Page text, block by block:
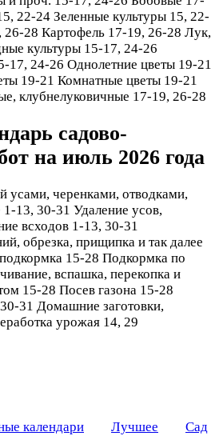
22-24 Зеленные культуры 15, 22-
28 Картофель 17-19, 26-28 Лук,
культуры 15-17, 24-26
17, 24-26 Однолетние цветы 19-21
19-21 Комнатные цветы 19-21
клубнелуковичные 17-19, 26-28
садово-
на июль 2026 года
усами, черенками, отводками,
1-13, 30-31 Удаление усов,
всходов 1-13, 30-31
обрезка, прищипка и так далее
15-28 Подкормка по
вспашка, перекопка и
15-28 Посев газона 15-28
31 Домашние заготовки,
урожая 14, 29
календари Лучшее
Сад